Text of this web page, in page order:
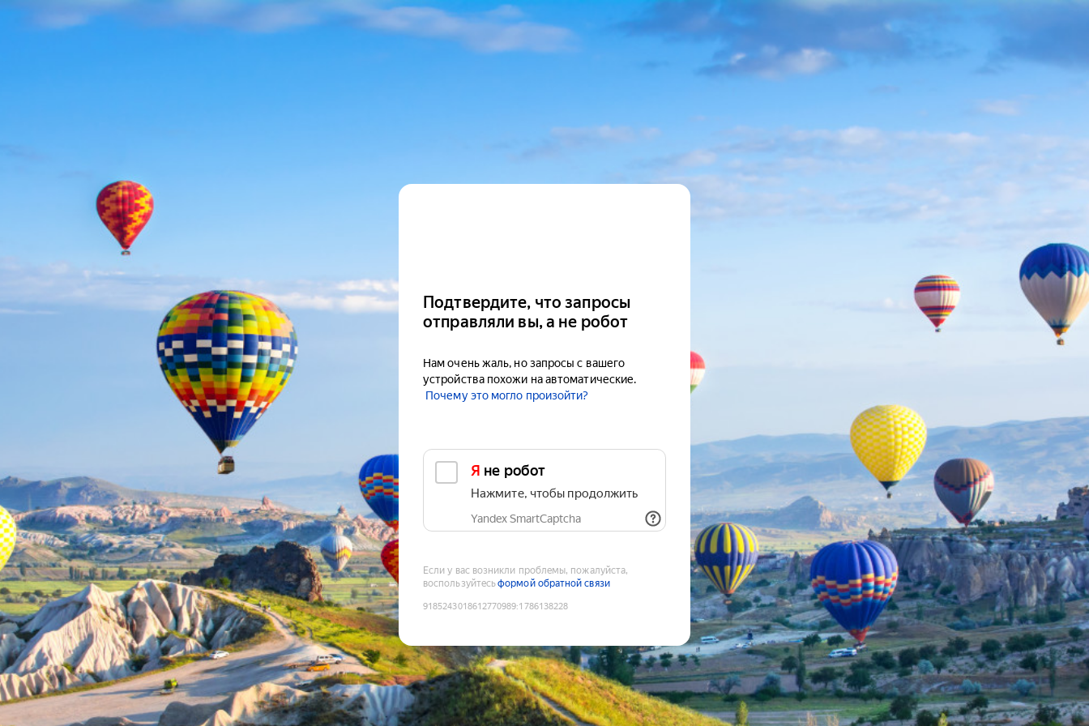
Подтвердите, что запросы
отправляли вы, а не робот
Нам очень жаль, но запросы с вашего
устройства похожи на автоматические.
Почему это могло произойти?
Я не робот
Нажмите, чтобы продолжить
Yandex SmartCaptcha
Если у вас возникли проблемы, пожалуйста,
воспользуйтесьформой обратной связи
9185243018612770989:1786138228